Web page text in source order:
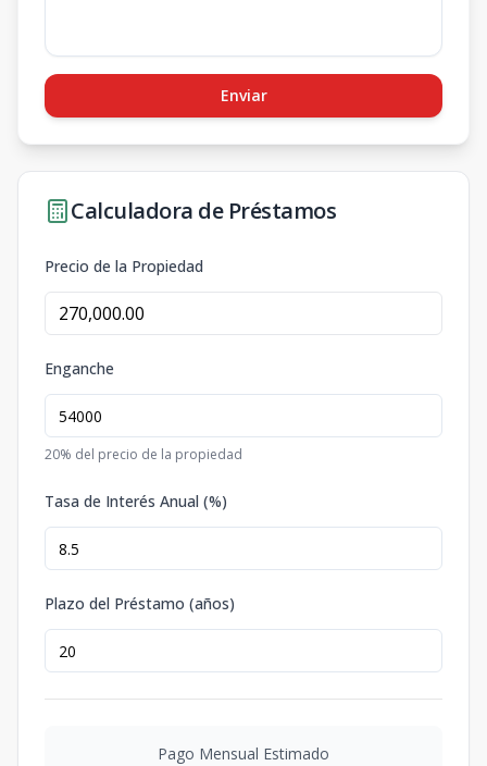
Enviar
Calculadora de Préstamos
Precio de la Propiedad
Enganche
20% del precio de la propiedad
Tasa de Interés Anual (%)
Plazo del Préstamo (años)
Pago Mensual Estimado